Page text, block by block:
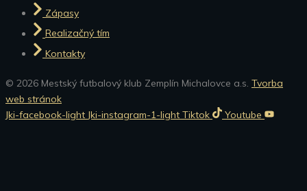
Zápasy
Realizačný tím
Kontakty
© 2026 Mestský futbalový klub Zemplín Michalovce a.s. Tvorba
web stránok
Jki-facebook-light Jki-instagram-1-light Tiktok Youtube